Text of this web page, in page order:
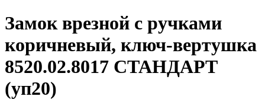
Замок врезной с ручками
коричневый, ключ-вертушка
8520.02.8017 СТАНДАРТ
(уп20)